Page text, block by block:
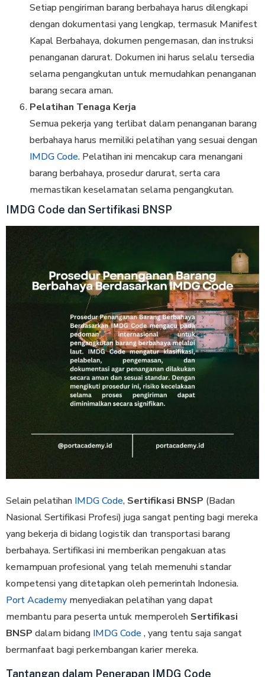
Setiap pengiriman barang berbahaya harus dilengkapi
dengan dokumentasi yang lengkap, termasuk Manifest
Kapal Berbahaya, dokumen pengemasan, dan instruksi
penanganan darurat. Dokumen ini harus selalu tersedia
selama pengangkutan untuk memudahkan penanganan
barang secara aman.
Pelatihan Tenaga Kerja
Semua pekerja yang terlibat dalam penanganan barang
berbahaya harus memiliki pelatihan yang sesuai dengan
IMDG Code. Pelatihan ini mencakup cara menangani
barang berbahaya, prosedur darurat, serta cara
memastikan keselamatan selama pengangkutan.
IMDG Code dan Sertifikasi BNSP
Selain pelatihan IMDG Code, Sertifikasi BNSP (Badan
Nasional Sertifikasi Profesi) juga sangat penting bagi mereka
yang bekerja di bidang logistik dan transportasi barang
berbahaya. Sertifikasi ini memberikan pengakuan atas
kemampuan profesional yang telah memenuhi standar
kompetensi yang ditetapkan oleh pemerintah Indonesia.
Port Academy menyediakan pelatihan yang dapat
membantu para peserta untuk memperoleh Sertifikasi
BNSP dalam bidang IMDG Code, yang tentu saja sangat
bermanfaat bagi perkembangan karier mereka.
Tantangan dalam Penerapan IMDG Code